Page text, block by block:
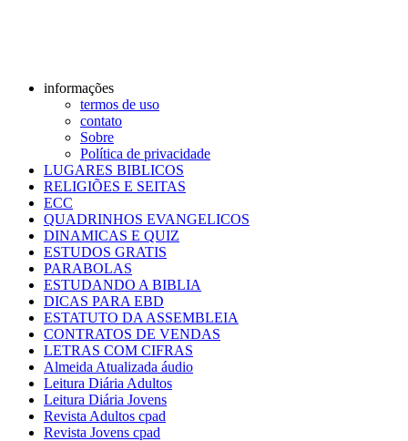
informações
termos de uso
contato
Sobre
Política de privacidade
LUGARES BIBLICOS
RELIGIÕES E SEITAS
ECC
QUADRINHOS EVANGELICOS
DINAMICAS E QUIZ
ESTUDOS GRATIS
PARABOLAS
ESTUDANDO A BIBLIA
DICAS PARA EBD
ESTATUTO DA ASSEMBLEIA
CONTRATOS DE VENDAS
LETRAS COM CIFRAS
Almeida Atualizada áudio
Leitura Diária Adultos
Leitura Diária Jovens
Revista Adultos cpad
Revista Jovens cpad